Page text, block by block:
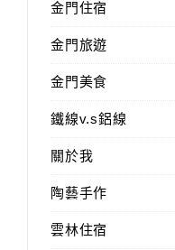
金門住宿
金門旅遊
金門美食
鐵線v.s鋁線
關於我
陶藝手作
雲林住宿